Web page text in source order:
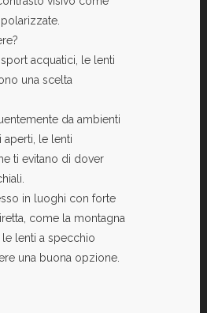
acquatici, le lenti
una scelta
da ambienti
aperti, le lenti
ti evitano di dover
in luoghi con forte
come la montagna
le lenti a specchio
una buona opzione.